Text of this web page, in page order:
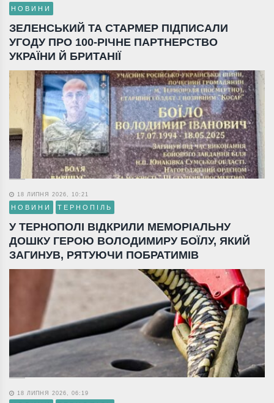
НОВИНИ
ЗЕЛЕНСЬКИЙ ТА СТАРМЕР ПІДПИСАЛИ
УГОДУ ПРО 100-РІЧНЕ ПАРТНЕРСТВО
УКРАЇНИ Й БРИТАНІЇ
18 ЛИПНЯ 2026, 10:21
НОВИНИ ТЕРНОПІЛЬ
У ТЕРНОПОЛІ ВІДКРИЛИ МЕМОРІАЛЬНУ
ДОШКУ ГЕРОЮ ВОЛОДИМИРУ БОЇЛУ, ЯКИЙ
ЗАГИНУВ, РЯТУЮЧИ ПОБРАТИМІВ
18 ЛИПНЯ 2026, 06:19